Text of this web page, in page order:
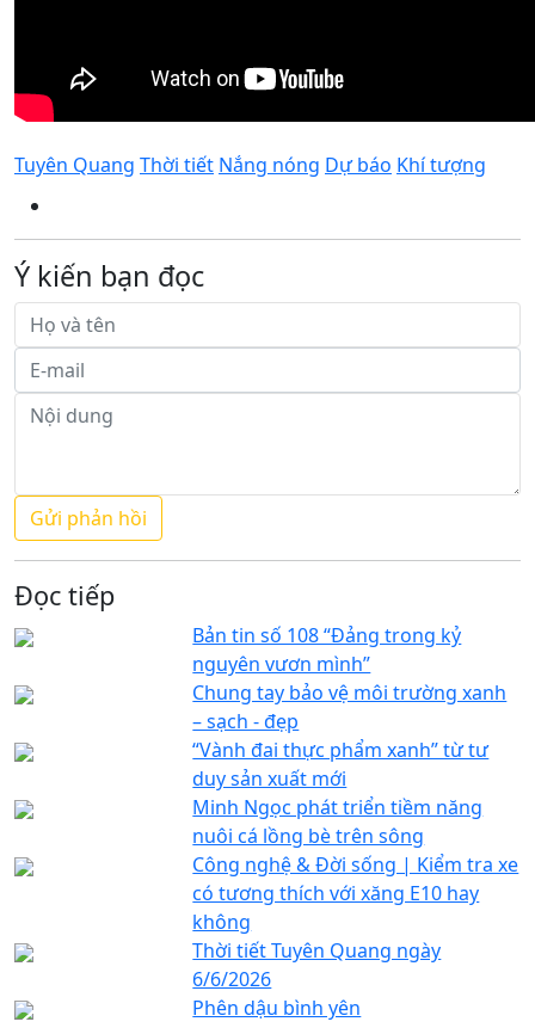
Tuyên Quang Thời tiết Nắng nóng Dự báo Khí tượng
Ý kiến bạn đọc
Đọc tiếp
Bản tin số 108 “Đảng trong kỷ
nguyên vươn mình”
Chung tay bảo vệ môi trường xanh
– sạch - đẹp
“Vành đai thực phẩm xanh” từ tư
duy sản xuất mới
Minh Ngọc phát triển tiềm năng
nuôi cá lồng bè trên sông
Công nghệ & Đời sống | Kiểm tra xe
có tương thích với xăng E10 hay
không
Thời tiết Tuyên Quang ngày
6/6/2026
Phên dậu bình yên